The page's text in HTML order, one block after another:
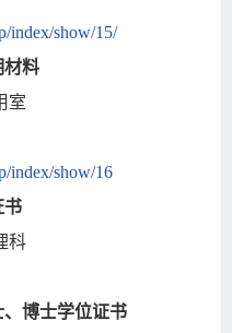
index/show/15/
材料
室
index/show/16
书
科
博士学位证书